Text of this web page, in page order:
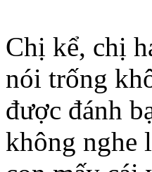
Chị kể, chị
nói trống
được đánh
không nghe